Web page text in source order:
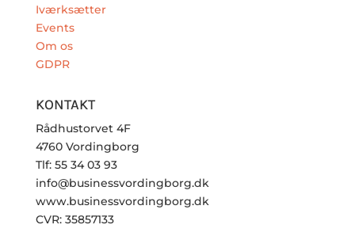
Iværksætter
Events
Om os
GDPR
KONTAKT
Rådhustorvet 4F
4760 Vordingborg
Tlf: 55 34 03 93
info@businessvordingborg.dk
www.businessvordingborg.dk
CVR: 35857133